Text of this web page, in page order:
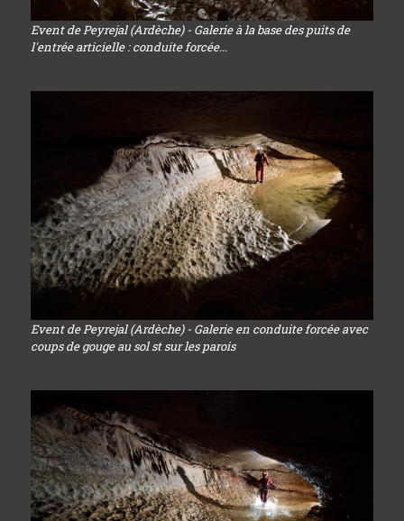
Event de Peyrejal (Ardèche) - Galerie à la base des puits de
l'entrée articielle : conduite forcée...
Event de Peyrejal (Ardèche) - Galerie en conduite forcée avec
coups de gouge au sol st sur les parois